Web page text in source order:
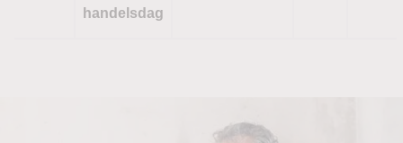
handelsdag